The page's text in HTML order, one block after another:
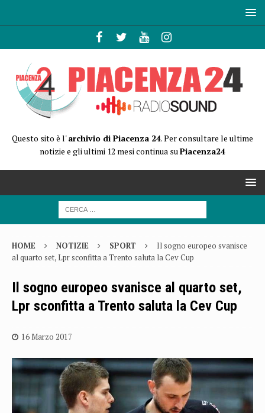
Questo sito è l'archivio di Piacenza 24. Per consultare le ultime
notizie e gli ultimi 12 mesi continua suPiacenza24
HOME NOTIZIE SPORT
Il sogno europeo svanisce
al quarto set, Lpr sconfitta a Trento saluta la Cev Cup
Il sogno europeo svanisce al quarto set,
Lpr sconfitta a Trento saluta la Cev Cup
16 Marzo 2017